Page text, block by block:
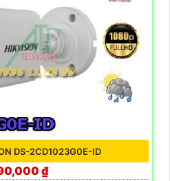
DS-2CD1023G0E-ID
₫